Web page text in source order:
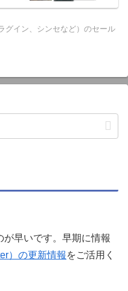
グイン、シンセなど）のセール
早いです。早期に情報
）の更新情報 をご活用く